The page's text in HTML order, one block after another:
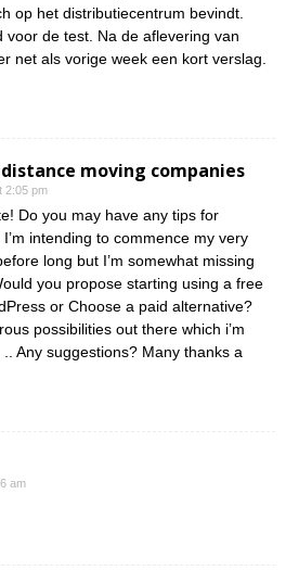
op het distributiecentrum bevindt.
voor de test. Na de aflevering van
net als vorige week een kort verslag.
distance moving companies
2:05 pm
Do you may have any tips for
intending to commence my very
long but I’m somewhat missing
you propose starting using a free
or Choose a paid alternative?
possibilities out there which i’m
Any suggestions? Many thanks a
am